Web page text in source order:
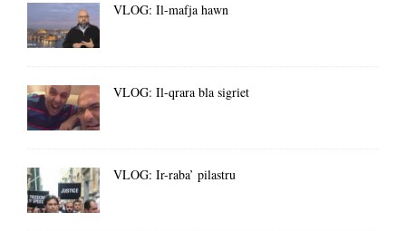
VLOG: Il-mafja hawn
VLOG: Il-qrara bla sigriet
VLOG: Ir-raba’ pilastru